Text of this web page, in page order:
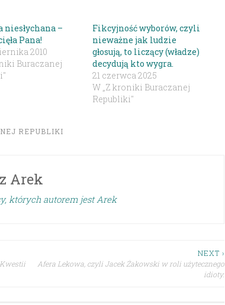
niesłychana –
Pana!
2010
Buraczanej
Fikcyjność wyborów, czyli
nieważne jak ludzie
głosują, to liczący (władze)
decydują kto wygra.
21 czerwca 2025
W „Z kroniki Buraczanej
Republiki"
REPUBLIKI
Arek
których autorem jest Arek
NEXT ›
Afera Lekowa, czyli Jacek Żakowski w roli użytecznego
idioty.